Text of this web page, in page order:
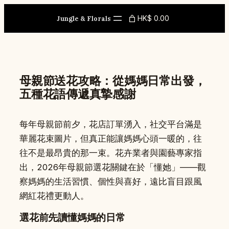
content
Jungle & Florals HK$ 0.00
母親節送花攻略：從媽媽日常出發，
五種花語傳遞真摯感謝
每年母親節前夕，花店訂單湧入，社交平台滿是
華麗花束圖片，但真正能讓媽媽心頭一暖的，往
往不是最昂貴的那一束。花卉業者與園藝專家指
出，2026年母親節選花關鍵在於「懂她」——觀
察媽媽的生活習慣、個性與喜好，遠比盲目跟風
網紅花禮更動人。
選花前先讀懂媽媽的日常